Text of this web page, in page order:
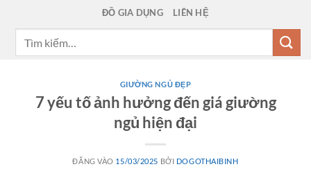
ĐỒ GIA DỤNG LIÊN HỆ
GIƯỜNG NGỦ ĐẸP
7 yếu tố ảnh hưởng đến giá giường
ngủ hiện đại
ĐĂNG VÀO 15/03/2025 BỞI DOGOTHAIBINH